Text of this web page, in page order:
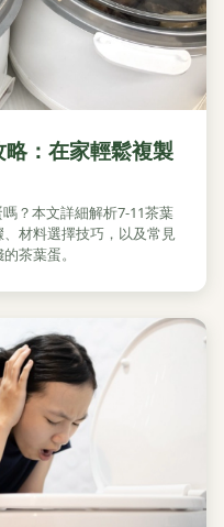
：在家輕鬆複製
？本文詳細解析7-11茶葉
材料選擇技巧，以及常見
茶葉蛋。